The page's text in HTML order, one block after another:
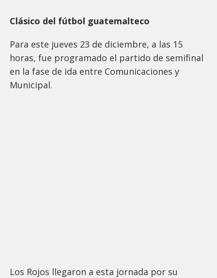
Clásico del fútbol guatemalteco
Para este jueves 23 de diciembre, a las 15
horas, fue programado el partido de semifinal
en la fase de ida entre Comunicaciones y
Municipal.
Los Rojos llegaron a esta jornada por su